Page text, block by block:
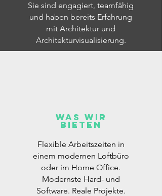
Sie sind engagiert, teamfähig
und haben bereits Erfahrung
mit Architektur und
Architekturvisualisierung.
Flexible Arbeitszeiten in
einem modernen Loftbüro
oder im Home Office.
Modernste Hard- und
Software. Reale Projekte.
Was wir
bieten